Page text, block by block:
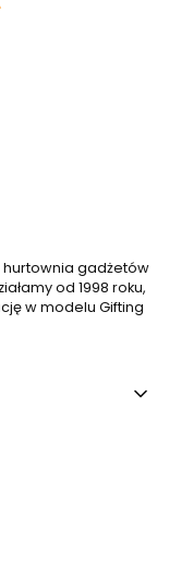
gadżetów
od 1998 roku,
w modelu Gifting